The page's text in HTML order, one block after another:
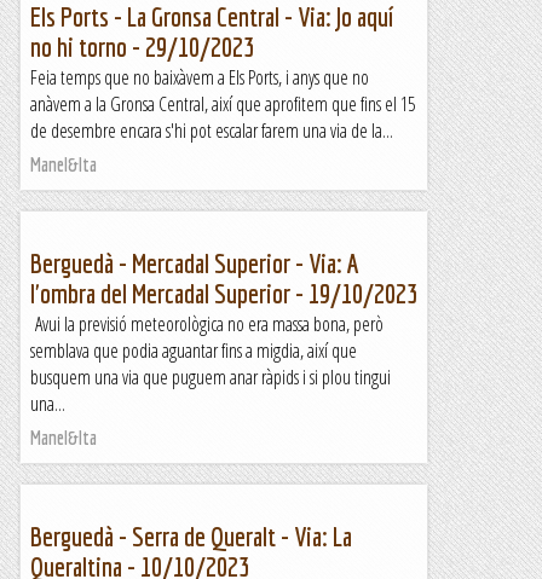
Els Ports - La Gronsa Central - Via: Jo aquí
no hi torno - 29/10/2023
Feia temps que no baixàvem a Els Ports, i anys que no
anàvem a la Gronsa Central, així que aprofitem que fins el 15
de desembre encara s'hi pot escalar farem una via de la...
Manel&Ita
Berguedà - Mercadal Superior - Via: A
l'ombra del Mercadal Superior - 19/10/2023
Avui la previsió meteorològica no era massa bona, però
semblava que podia aguantar fins a migdia, així que
busquem una via que puguem anar ràpids i si plou tingui
una...
Manel&Ita
Berguedà - Serra de Queralt - Via: La
Queraltina - 10/10/2023